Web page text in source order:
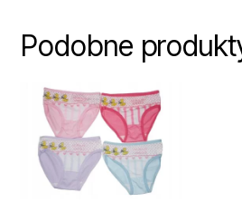
Podobne